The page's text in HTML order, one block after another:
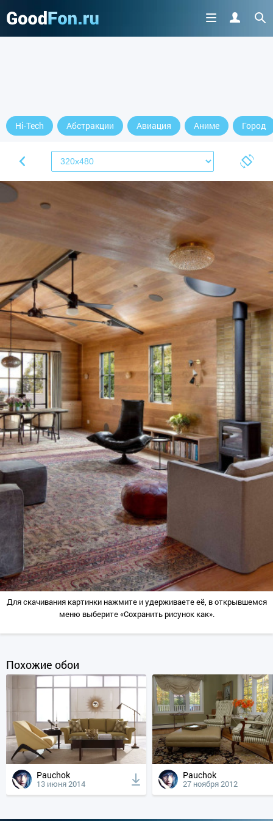
Hi-Tech Абстракции Авиация Аниме Город
Для скачивания картинки нажмите и удерживаете её, в открывшемся
меню выберите «Сохранить рисунок как».
Похожие обои
Pauchok
13 июня 2014
Pauchok
27 ноября 2012